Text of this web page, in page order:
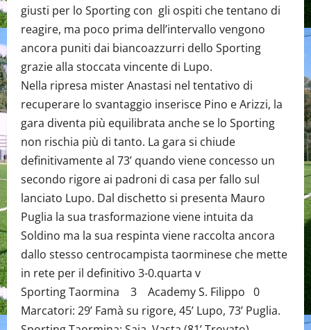
giusti per lo Sporting con gli ospiti che tentano di
reagire, ma poco prima dell’intervallo vengono
ancora puniti dai biancoazzurri dello Sporting
grazie alla stoccata vincente di Lupo.
Nella ripresa mister Anastasi nel tentativo di
recuperare lo svantaggio inserisce Pino e Arizzi, la
gara diventa più equilibrata anche se lo Sporting
non rischia più di tanto. La gara si chiude
definitivamente al 73’ quando viene concesso un
secondo rigore ai padroni di casa per fallo sul
lanciato Lupo. Dal dischetto si presenta Mauro
Puglia la sua trasformazione viene intuita da
Soldino ma la sua respinta viene raccolta ancora
dallo stesso centrocampista taorminese che mette
in rete per il definitivo 3-0.quarta v
Sporting Taormina 3 Academy S. Filippo 0
Marcatori: 29’ Famà su rigore, 45’ Lupo, 73’ Puglia.